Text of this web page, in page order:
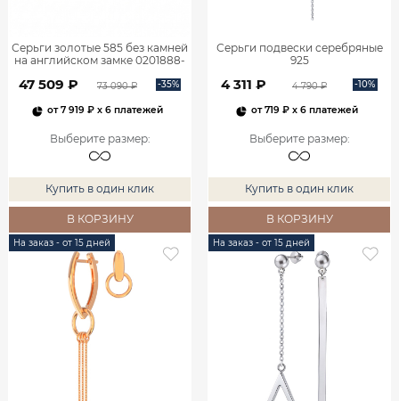
Серьги золотые 585 без камней
на английском замке 0201888-
47 509 ₽ 73 090 ₽ -35%
от7 919 ₽ x 6 платежей
Выберите размер:
Купить в один клик
В КОРЗИНУ
Серьги подвески серебряные
925
4 311 ₽ 4 790 ₽ -10%
от719 ₽ x 6 платежей
Выберите размер:
Купить в один клик
В КОРЗИНУ
На заказ - от 15 дней На заказ - от 15 дней